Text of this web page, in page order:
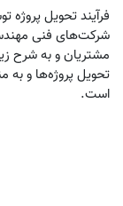
فرآیند تحویل پروژه
شرکت‌های فنی
مشتریان و به شرح
تحویل پروژه‌ها و به
است.